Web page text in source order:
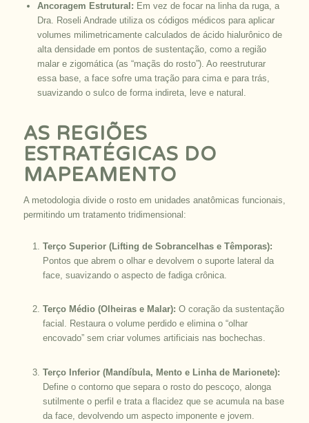
Ancoragem Estrutural: Em vez de focar na linha da ruga, a
Dra. Roseli Andrade utiliza os códigos médicos para aplicar
volumes milimetricamente calculados de ácido hialurônico de
alta densidade em pontos de sustentação, como a região
malar e zigomática (as “maçãs do rosto”). Ao reestruturar
essa base, a face sofre uma tração para cima e para trás,
suavizando o sulco de forma indireta, leve e natural.
AS REGIÕES
ESTRATÉGICAS DO
MAPEAMENTO
A metodologia divide o rosto em unidades anatômicas funcionais,
permitindo um tratamento tridimensional:
Terço Superior (Lifting de Sobrancelhas e Têmporas):
Pontos que abrem o olhar e devolvem o suporte lateral da
face, suavizando o aspecto de fadiga crônica.
Terço Médio (Olheiras e Malar): O coração da sustentação
facial. Restaura o volume perdido e elimina o “olhar
encovado” sem criar volumes artificiais nas bochechas.
Terço Inferior (Mandíbula, Mento e Linha de Marionete):
Define o contorno que separa o rosto do pescoço, alonga
sutilmente o perfil e trata a flacidez que se acumula na base
da face, devolvendo um aspecto imponente e jovem.